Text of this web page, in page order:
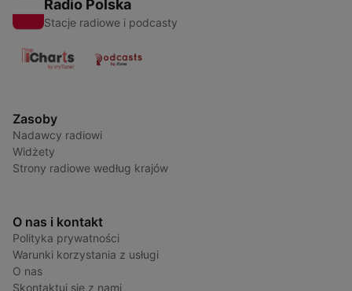
Radio Polska
Stacje radiowe i podcasty
Zasoby
Nadawcy radiowi
Widżety
Strony radiowe według krajów
O nas i kontakt
Polityka prywatności
Warunki korzystania z usługi
O nas
Skontaktuj się z nami